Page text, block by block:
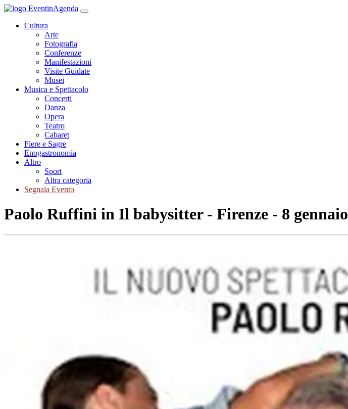
Cultura
Arte
Fotografia
Conferenze
Manifestazioni
Visite Guidate
Musei
Musica e Spettacolo
Concerti
Danza
Opera
Teatro
Cabaret
Fiere e Sagre
Enogastronomia
Altro
Sport
Altra categoria
Segnala Evento
Paolo Ruffini in Il babysitter - Firenze - 8 gennaio